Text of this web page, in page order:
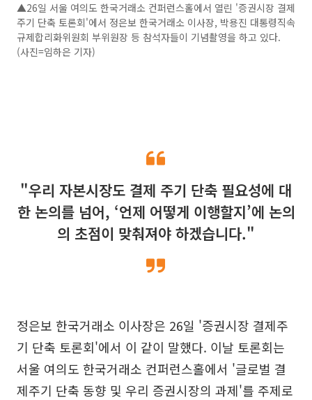
▲26일 서울 여의도 한국거래소 컨퍼런스홀에서 열린 '증권시장 결제
주기 단축 토론회'에서 정은보 한국거래소 이사장, 박용진 대통령직속
규제합리화위원회 부위원장 등 참석자들이 기념촬영을 하고 있다.
(사진=임하은 기자)
"우리 자본시장도 결제 주기 단축 필요성에 대
한 논의를 넘어, ‘언제 어떻게 이행할지’에 논의
의 초점이 맞춰져야 하겠습니다."
정은보 한국거래소 이사장은 26일 '증권시장 결제주
기 단축 토론회'에서 이 같이 말했다. 이날 토론회는
서울 여의도 한국거래소 컨퍼런스홀에서 '글로벌 결
제주기 단축 동향 및 우리 증권시장의 과제'를 주제로